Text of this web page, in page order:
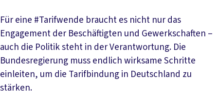
Für eine #Tarifwende braucht es nicht nur das
Engagement der Beschäftigten und Gewerkschaften –
auch die Politik steht in der Verantwortung. Die
Bundesregierung muss endlich wirksame Schritte
einleiten, um die Tarifbindung in Deutschland zu
stärken.